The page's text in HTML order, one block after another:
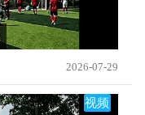
2026-07-29
视频